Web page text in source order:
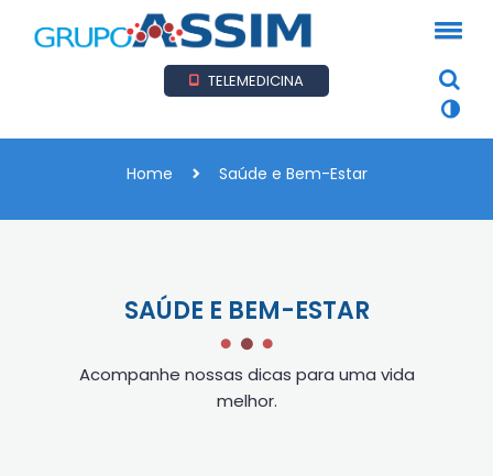
TELEMEDICINA
Home Saúde e Bem-Estar
SAÚDE E BEM-ESTAR
Acompanhe nossas dicas para uma vida
melhor.